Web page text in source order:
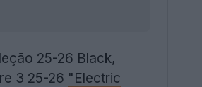
25-26 Black,
3 25-26 "Electric